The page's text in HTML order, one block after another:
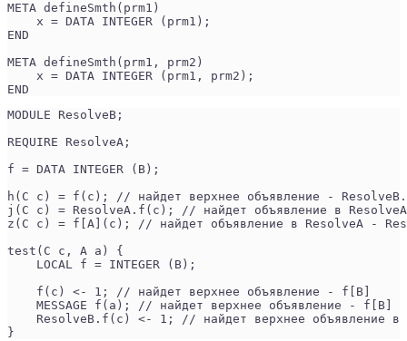
META defineSmth(prm1)
    x = DATA INTEGER (prm1);
END
META defineSmth(prm1, prm2)
    x = DATA INTEGER (prm1, prm2);
END
MODULE ResolveB;
REQUIRE ResolveA;
f = DATA INTEGER (B);
h(C c) = f(c); // найдет верхнее объявление -
j(C c) = ResolveA.f(c); // найдет объявление в
z(C c) = f[A](c); // найдет объявление в ResolveA -
test(C c, A a) {
    LOCAL f = INTEGER (B);
    f(c) <- 1; // найдет верхнее объявление - f[B]
    MESSAGE f(a); // найдет верхнее объявление - f[B]
ResolveB.f(c) <- 1; // найдет верхнее объявление в
}